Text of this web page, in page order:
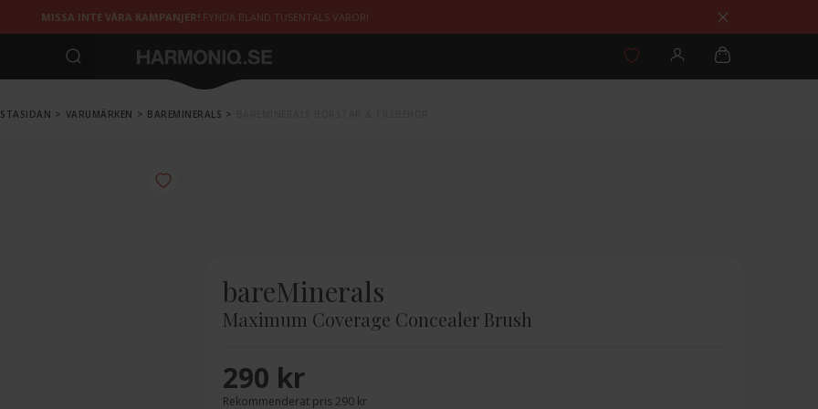
MISSA INTE VÅRA KAMPANJER! FYNDA BLAND TUSENTALS VAROR!
> VARUMÄRKEN > BAREMINERALS >
bareMinerals
Maximum Coverage Concealer Brush
290 kr
Rekommenderat pris 290 kr